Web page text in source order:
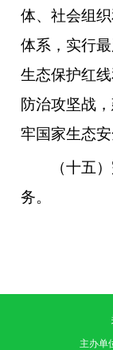
体、社会组
体系，实行
生态保护红
防治攻坚战
牢国家生态安
（十五）
务。
主办单